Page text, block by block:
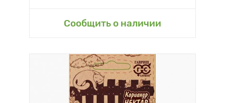
Сообщить о наличии